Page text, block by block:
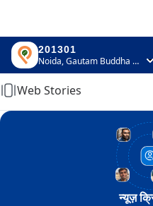
201301
Noida, Gautam Buddha Nagar, Uttar Pradesh
Home
Web Stories
न्यूज़